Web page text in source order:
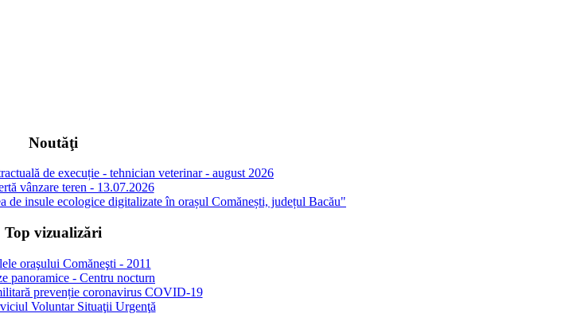
Noutăţi
de execuție - tehnician veterinar - august 2026
vânzare teren - 13.07.2026
de insule ecologice digitalizate în orașul Comănești, județul Bacău"
Top vizualizări
oraşului Comăneşti - 2011
panoramice - Centru nocturn
prevenție coronavirus COVID-19
Voluntar Situaţii Urgenţă